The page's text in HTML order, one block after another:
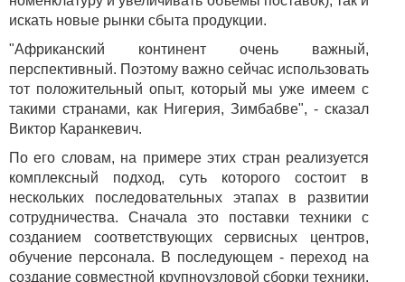
искать новые рынки сбыта продукции.
"Африканский континент очень важный,
перспективный. Поэтому важно сейчас использовать
тот положительный опыт, который мы уже имеем с
такими странами, как Нигерия, Зимбабве", - сказал
Виктор Каранкевич.
По его словам, на примере этих стран реализуется
комплексный подход, суть которого состоит в
нескольких последовательных этапах в развитии
сотрудничества. Сначала это поставки техники с
созданием соответствующих сервисных центров,
обучение персонала. В последующем - переход на
создание совместной крупноузловой сборки техники.